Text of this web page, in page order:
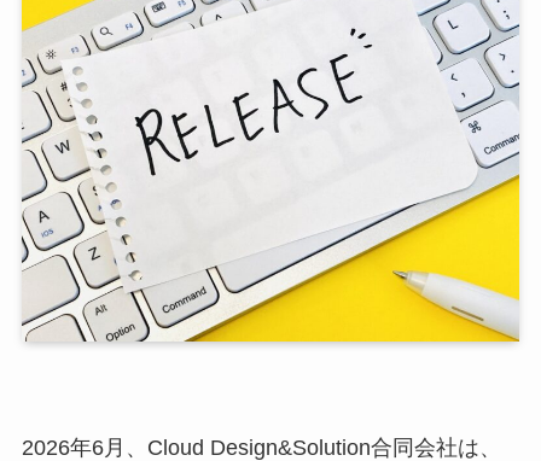
2026年6月、Cloud Design&Solution合同会社は、